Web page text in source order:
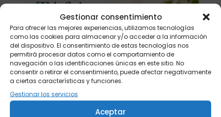
Gestionar consentimiento
Para ofrecer las mejores experiencias, utilizamos tecnologías
como las cookies para almacenar y/o acceder a la información
del dispositivo. El consentimiento de estas tecnologías nos
permitirá procesar datos como el comportamiento de
navegación o las identificaciones únicas en este sitio. No
consentir o retirar el consentimiento, puede afectar negativamente
a ciertas características y funciones.
Gestionar los servicios
Aceptar